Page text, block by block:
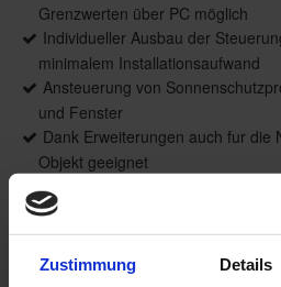
Zustimmung Details
Grenzwerten über PC möglich
Individueller Ausbau der
minimalem Installationsaufwand
Ansteuerung von
und Fenster
Dank Erweiterungen auch fur die
Objekt geeignet
Vernetzung von Sonnenschutz,
Heizung und mehr mit WMS homee